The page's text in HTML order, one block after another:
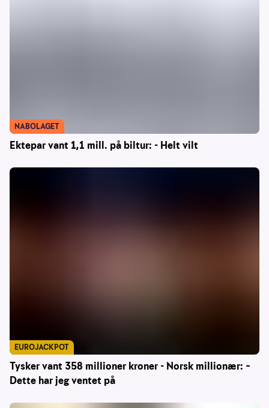
Ektepar vant 1,1 mill. på biltur: - Helt vilt
NABOLAGET
Tysker vant 358 millioner kroner - Norsk millionær: –
Dette har jeg ventet på
EUROJACKPOT